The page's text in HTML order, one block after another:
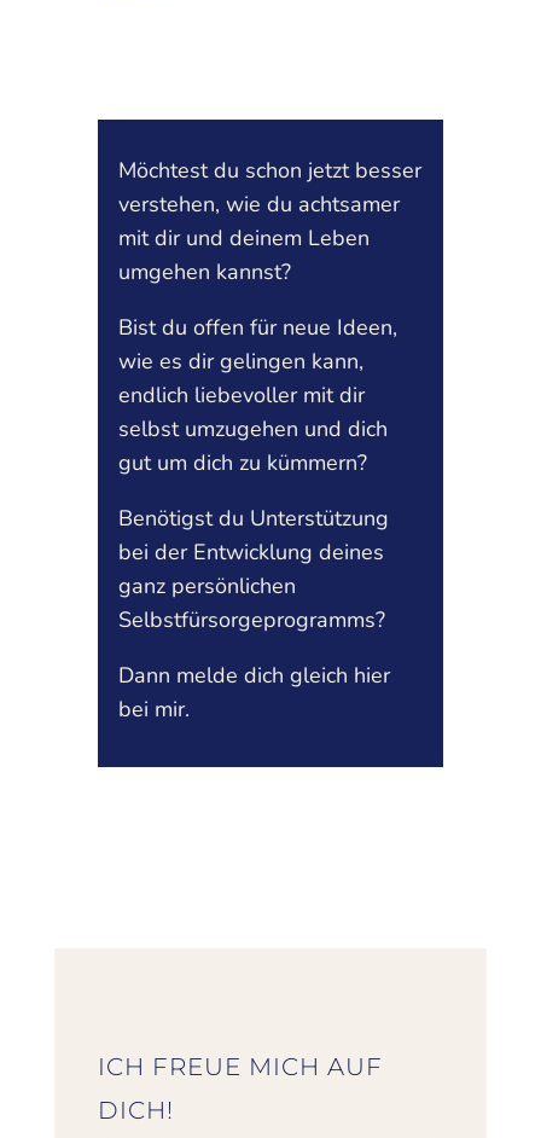
Möchtest du schon jetzt besser
verstehen, wie du achtsamer
mit dir und deinem Leben
umgehen kannst?
Bist du offen für neue Ideen,
wie es dir gelingen kann,
endlich liebevoller mit dir
selbst umzugehen und dich
gut um dich zu kümmern?
Benötigst du Unterstützung
bei der Entwicklung deines
ganz persönlichen
Selbstfürsorgeprogramms?
Dann melde dich gleich hier
bei mir.
ICH FREUE MICH AUF
DICH!